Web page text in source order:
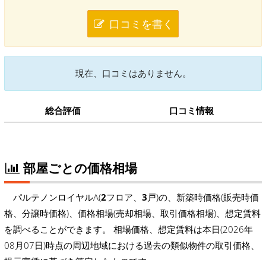
口コミを書く
現在、口コミはありません。
総合評価 口コミ情報
部屋ごとの価格相場
パルテノンロイヤルA(2フロア、 3戸)の、新築時価格(販売時価
格、分譲時価格)、価格相場(売却相場、取引価格相場)、想定賃料
を調べることができます。 相場価格、想定賃料は本日(2026年
08月07日)時点の周辺地域における過去の類似物件の取引価格、